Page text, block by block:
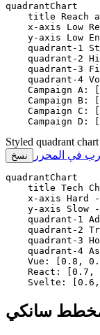
quadrantChart
title Reach
x-axis Low
y-axis Low
quadrant-1
quadrant-2
quadrant-3
quadrant-4
Campaign A:
Campaign B:
Campaign C:
Campaign D:
Styled quadrant chart
نسخ في المحرر
quadrantChart
title Tech
x-axis Hard
y-axis Slow
quadrant-1
quadrant-2
quadrant-3
quadrant-4
Vue: [0.8,
React: [0.7,
Svelte:
سانكي